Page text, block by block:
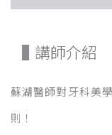
講師介紹
蘇湖醫師對牙科美
則！